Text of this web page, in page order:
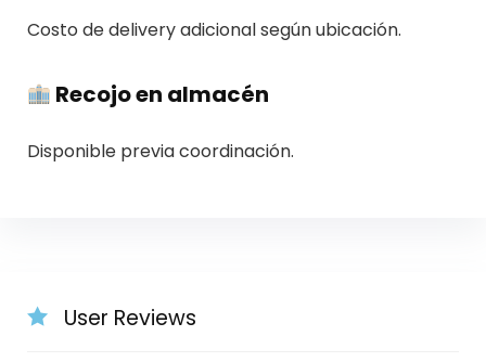
Costo de delivery adicional según ubicación.
Recojo en almacén
Disponible previa coordinación.
User Reviews